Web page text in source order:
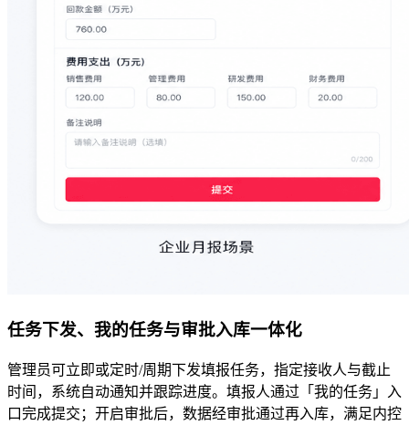
任务下发、我的任务与审批入库一体化
管理员可立即或定时/周期下发填报任务，指定接收人与截止
时间，系统自动通知并跟踪进度。填报人通过「我的任务」入
口完成提交；开启审批后，数据经审批通过再入库，满足内控